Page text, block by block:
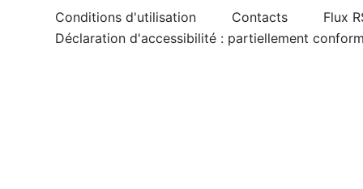
Conditions d'utilisation Contacts
Flux
Déclaration d'accessibilité : partiellement